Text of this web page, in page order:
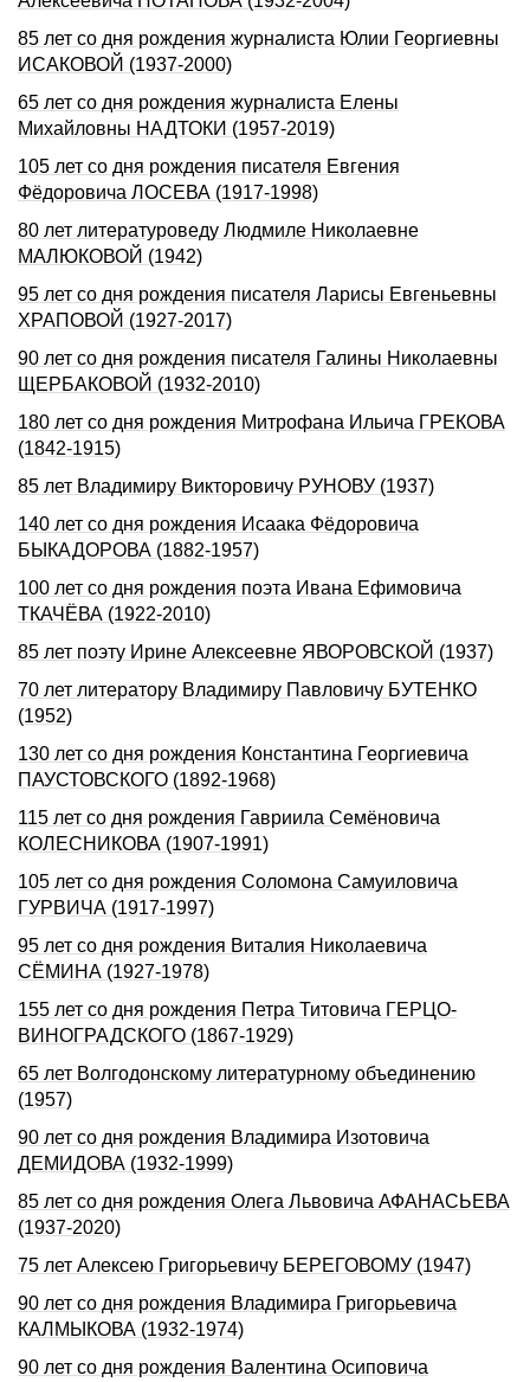
85 лет со дня рождения журналиста Юлии Георгиевны
ИСАКОВОЙ (1937-2000)
65 лет со дня рождения журналиста Елены
Михайловны НАДТОКИ (1957-2019)
105 лет со дня рождения писателя Евгения
Фёдоровича ЛОСЕВА (1917-1998)
80 лет литературоведу Людмиле Николаевне
МАЛЮКОВОЙ (1942)
95 лет со дня рождения писателя Ларисы Евгеньевны
ХРАПОВОЙ (1927-2017)
90 лет со дня рождения писателя Галины Николаевны
ЩЕРБАКОВОЙ (1932-2010)
180 лет со дня рождения Митрофана Ильича ГРЕКОВА
(1842-1915)
85 лет Владимиру Викторовичу РУНОВУ (1937)
140 лет со дня pождения Исаака Фёдоpовича
БЫКАДОРОВА (1882-1957)
100 лет со дня рождения поэта Ивана Ефимовича
ТКАЧЁВА (1922-2010)
85 лет поэту Ирине Алексеевне ЯВОРОВСКОЙ (1937)
70 лет литератору Владимиру Павловичу БУТЕНКО
(1952)
130 лет со дня рождения Константина Георгиевича
ПАУСТОВСКОГО (1892-1968)
115 лет со дня рождения Гавриила Семёновича
КОЛЕСНИКОВА (1907-1991)
105 лет со дня рождения Соломона Самуиловича
ГУРВИЧА (1917-1997)
95 лет со дня рождения Виталия Николаевича
СЁМИНА (1927-1978)
155 лет со дня рождения Петра Титовича ГЕРЦО-
ВИHОГРАДСКОГО (1867-1929)
65 лет Волгодонскому литературному объединению
(1957)
90 лет со дня рождения Владимира Изотовича
ДЕМИДОВА (1932-1999)
85 лет со дня рождения Олега Львовича АФАHАСЬЕВА
(1937-2020)
75 лет Алексею Григорьевичу БЕРЕГОВОМУ (1947)
90 лет со дня рождения Владимира Григорьевича
КАЛМЫКОВА (1932-1974)
90 лет со дня рождения Валентина Осиповича